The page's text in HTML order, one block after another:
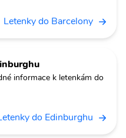
Letenky do Barcelony
informace k letenkám do
do Edinburghu